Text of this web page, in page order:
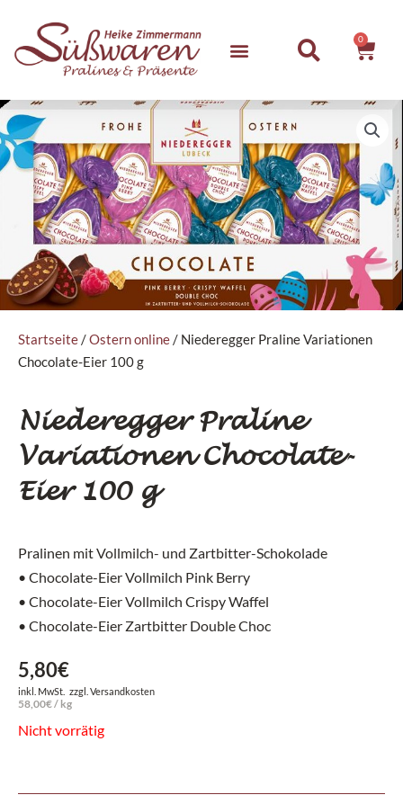
springen
0
Startseite/Ostern online/ Niederegger Praline Variationen
Chocolate-Eier 100 g
Niederegger Praline
Variationen Chocolate-
Eier 100 g
Pralinen mit Vollmilch- und Zartbitter-Schokolade
• Chocolate-Eier Vollmilch Pink Berry
• Chocolate-Eier Vollmilch Crispy Waffel
• Chocolate-Eier Zartbitter Double Choc
5,80€
inkl. MwSt. zzgl. Versandkosten
58,00€/ kg
Nicht vorrätig